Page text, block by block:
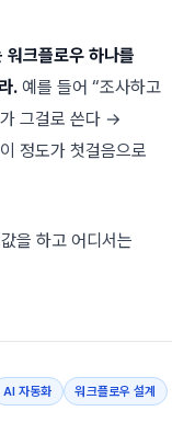
워크플로우 하나를
. 예를 들어 “조사하고
그걸로 쓴다 →
정도가 첫걸음으로
을 하고 어디서는
AI 자동화 워크플로우 설계